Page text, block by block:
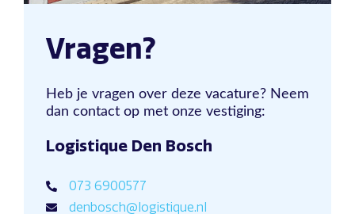
Vragen?
Heb je vragen over deze vacature? Neem
dan contact op met onze vestiging:
Logistique Den Bosch
073 6900577
denbosch@logistique.nl